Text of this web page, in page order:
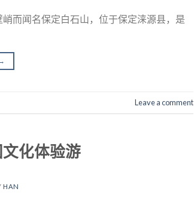
而闻名保定白石山，位于保定涞源县，是
Leave a comment
化体验游
HAN